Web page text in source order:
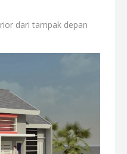
dari tampak depan